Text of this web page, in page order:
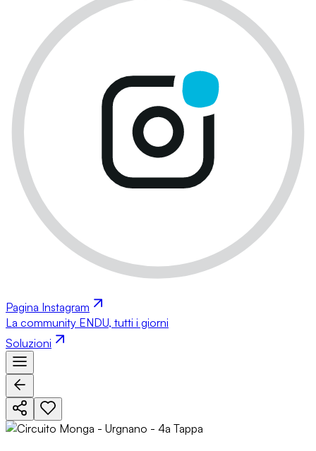
Pagina Instagram
La community ENDU, tutti i giorni
Soluzioni